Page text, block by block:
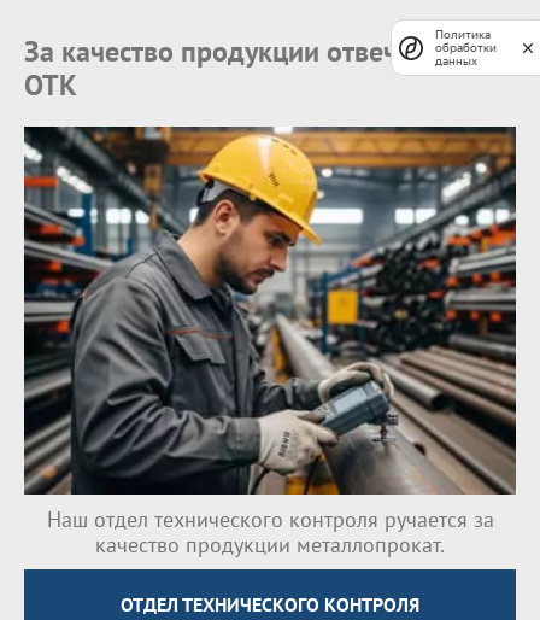
За качество продукции отвечает наш
ОТК
Наш отдел технического контроля ручается за
качество продукции металлопрокат.
ОТДЕЛ ТЕХНИЧЕСКОГО КОНТРОЛЯ
Политика
обработки
данных